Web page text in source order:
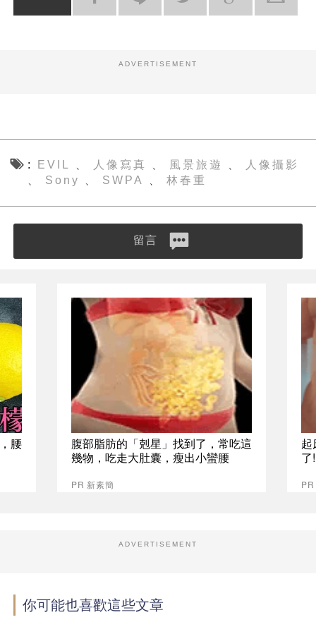
ADVERTISEMENT
EVIL 人像寫真 風景旅遊 人像攝影
Sony SWPA 林春重
留言
腰
腹部脂肪的「剋星」找到了，常吃這
幾物，吃走大肚囊，瘦出小蠻腰
PR 新素簡
起
了
ADVERTISEMENT
你可能也喜歡這些文章